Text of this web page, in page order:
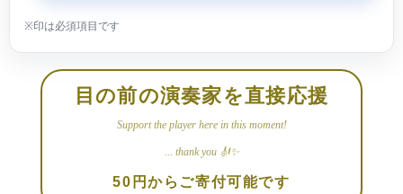
目の前の演奏家を直接応援
Support the player here in this moment!
... thank you 🎻✨
50円からご寄付可能です